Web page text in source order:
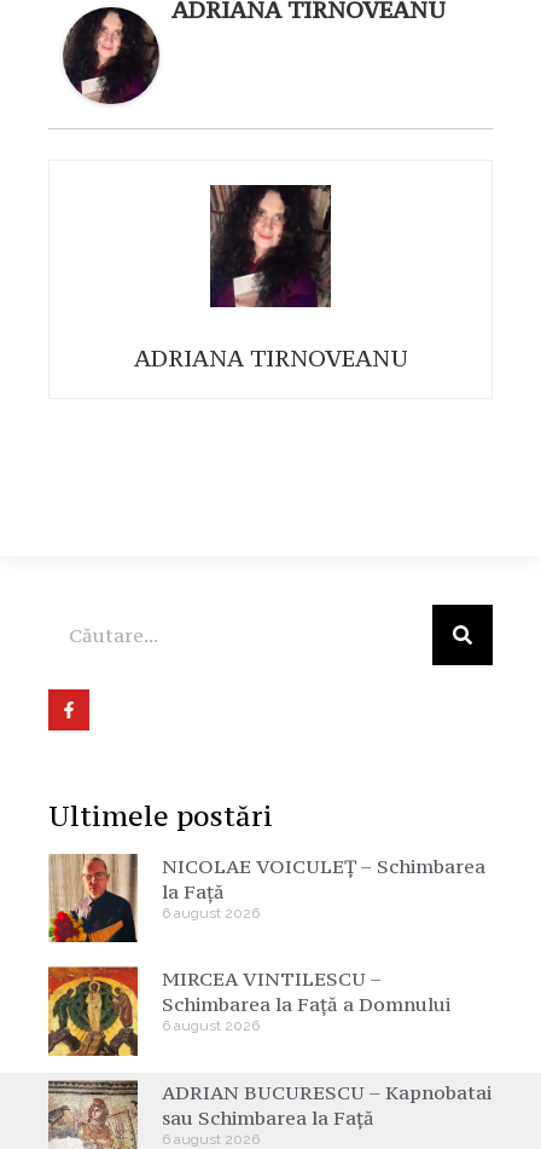
ADRIANA TIRNOVEANU
ADRIANA TIRNOVEANU
Ultimele postări
NICOLAE VOICULEȚ – Schimbarea
la Față
6 august 2026
MIRCEA VINTILESCU –
Schimbarea la Față a Domnului
6 august 2026
ADRIAN BUCURESCU – Kapnobatai
sau Schimbarea la Față
6 august 2026